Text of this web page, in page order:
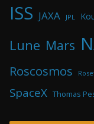
ISS JAXA JPL
Lune Mars
Roscosmos
SpaceX Thomas